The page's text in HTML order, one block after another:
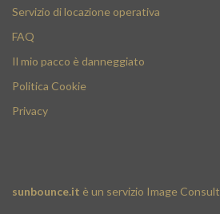
Servizio di locazione operativa
FAQ
Il mio pacco è danneggiato
Politica Cookie
Privacy
sunbounce.it è un servizio Image Consult